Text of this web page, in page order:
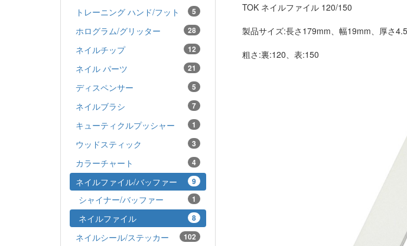
TOK ネイルファイル 120/150
製品サイズ:長さ179mm、幅19mm、厚さ
粗さ:裏:120、表:150
トレーニング ハンド/フット 5
ホログラム/グリッター 28
ネイルチップ 12
ネイル パーツ 21
ディスペンサー 5
ネイルブラシ 7
キューティクルプッシャー 1
ウッドスティック 3
カラーチャート 4
ネイルファイル/バッファー 9
シャイナー/バッファー 1
ネイルファイル 8
ネイルシール/ステッカー 102